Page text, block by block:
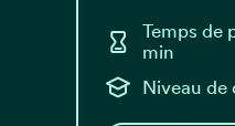
Temps de
min
Niveau